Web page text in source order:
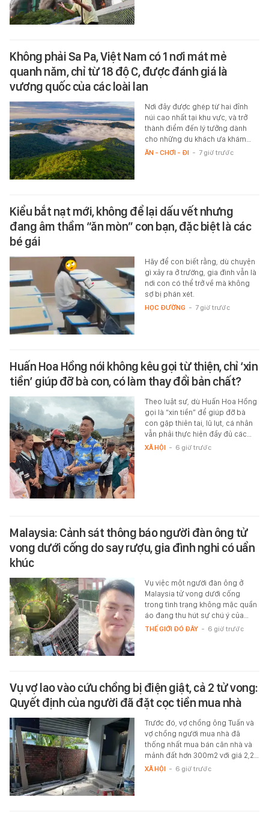
Không phải Sa Pa, Việt Nam có 1 nơi mát mẻ
quanh năm, chỉ từ 18 độ C, được đánh giá là
vương quốc của các loài lan
Nơi đây được ghép từ hai đỉnh
núi cao nhất tại khu vực, và trở
thành điểm đến lý tưởng dành
cho những du khách ưa khám…
ĂN - CHƠI - ĐI - 7 giờ trước
Kiểu bắt nạt mới, không để lại dấu vết nhưng
đang âm thầm “ăn mòn” con bạn, đặc biệt là các
bé gái
Hãy để con biết rằng, dù chuyện
gì xảy ra ở trường, gia đình vẫn là
nơi con có thể trở về mà không
sợ bị phán xét.
HỌC ĐƯỜNG - 7 giờ trước
Huấn Hoa Hồng nói không kêu gọi từ thiện, chỉ ‘xin
tiền’ giúp đỡ bà con, có làm thay đổi bản chất?
Theo luật sư, dù Huấn Hoa Hồng
gọi là “xin tiền” để giúp đỡ bà
con gặp thiên tai, lũ lụt, cá nhân
vẫn phải thực hiện đầy đủ các…
XÃ HỘI - 6 giờ trước
Malaysia: Cảnh sát thông báo người đàn ông tử
vong dưới cống do say rượu, gia đình nghi có uẩn
khúc
Vụ việc một người đàn ông ở
Malaysia tử vong dưới cống
trong tình trạng không mặc quần
áo đang thu hút sự chú ý của…
THẾ GIỚI ĐÓ ĐÂY - 6 giờ trước
Vụ vợ lao vào cứu chồng bị điện giật, cả 2 tử vong:
Quyết định của người đã đặt cọc tiền mua nhà
Trước đó, vợ chồng ông Tuấn và
vợ chồng người mua nhà đã
thống nhất mua bán căn nhà và
mảnh đất hơn 300m2 với giá 2,2…
XÃ HỘI - 6 giờ trước